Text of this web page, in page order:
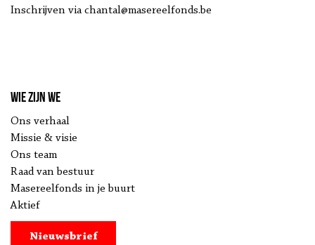
Inschrijven via chantal@masereelfonds.be
Wie zijn we
Ons verhaal
Missie & visie
Ons team
Raad van bestuur
Masereelfonds in je buurt
Aktief
Nieuwsbrief